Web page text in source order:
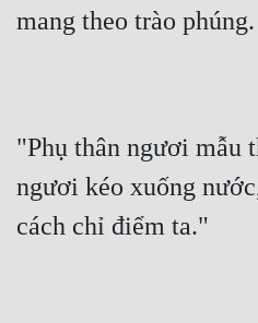
mang theo trào phúng.
"Phụ thân ngươi mẫu
ngươi kéo xuống
cách chỉ điểm ta."